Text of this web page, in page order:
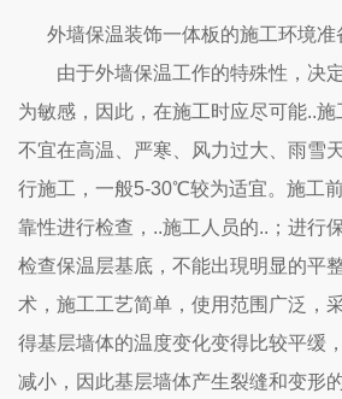
外墙保温装饰一体板的施工环境准
由于外墙保温工作的特殊性，决
为敏感，因此，在施工时应尽可能..施
不宜在高温、严寒、风力过大、雨雪
行施工，一般5-30℃较为适宜。施工
靠性进行检查，..施工人员的..；进行
检查保温层基底，不能出現明显的平
术，施工工艺简单，使用范围广泛，
得基层墙体的温度变化变得比较平缓
减小，因此基层墙体产生裂缝和变形